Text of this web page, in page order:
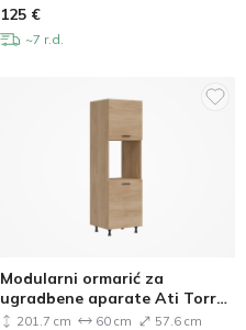
125 €
~7 r.d.
Modularni ormarić za
ugradbene aparate Ati Torro
125201.7 cm 60 cm 57.6 cm